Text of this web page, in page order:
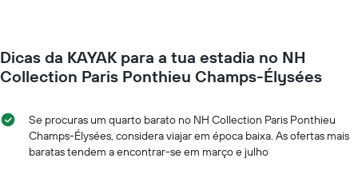
um
quarto
numa
data
da
gráfico
apresenta
Dicas da KAYAK para a tua estadia no NH
Collection Paris Ponthieu Champs-Élysées
Se procuras um quarto barato no NH Collection Paris Ponthieu
Champs-Élysées, considera viajar em época baixa. As ofertas mais
baratas tendem a encontrar-se em março e julho